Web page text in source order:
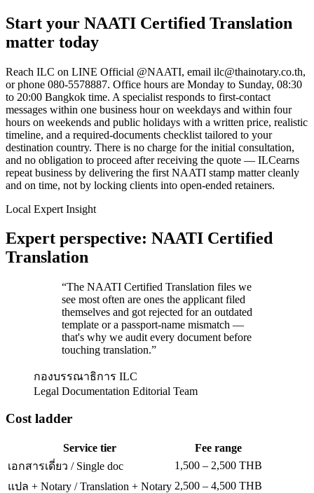
Start your NAATI Certified Translation
matter today
Reach ILC on LINE Official @NAATI, email ilc@thainotary.co.th,
or phone 080-5578887. Office hours are Monday to Sunday, 08:30
to 20:00 Bangkok time. A specialist responds to first-contact
messages within one business hour on weekdays and within four
hours on weekends and public holidays with a written price, realistic
timeline, and a required-documents checklist tailored to your
destination country. There is no charge for the initial consultation,
and no obligation to proceed after receiving the quote — ILCearns
repeat business by delivering the first NAATI stamp matter cleanly
and on time, not by locking clients into open-ended retainers.
Local Expert Insight
Expert perspective: NAATI Certified
Translation
“The NAATI Certified Translation files we
see most often are ones the applicant filed
themselves and got rejected for an outdated
template or a passport-name mismatch —
that's why we audit every document before
touching translation.”
กองบรรณาธิการ ILC
Legal Documentation Editorial Team
Cost ladder
Service tier
Fee range
เอกสารเดี่ยว / Single doc
1,500 – 2,500 THB
แปล + Notary / Translation + Notary 2,500 – 4,500 THB